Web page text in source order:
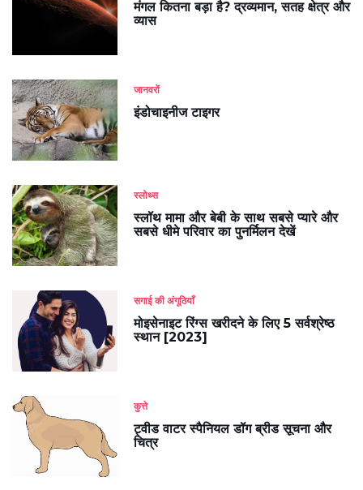
मंगल कितना बड़ा है? द्रव्यमान, सतह क्षेत्र और
व्यास
जानवरों
इंडोचाइनीज टाइगर
स्लोथ्स
स्लॉथ मामा और बेबी के साथ सबसे प्यारे और
सबसे धीमे परिवार का पुनर्मिलन देखें
सगाई की अंगूठियाँ
मोइसेनाइट रिंग्स खरीदने के लिए 5 सर्वश्रेष्ठ
स्थान [2023]
कुत्ते
ट्वीड वाटर स्पैनियल डॉग ब्रीड सूचना और
चित्र